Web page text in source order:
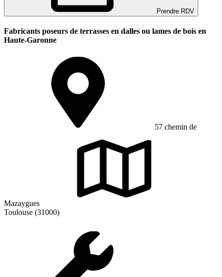
Prendre RDV
Fabricants poseurs de terrasses en dalles ou lames de bois en
Haute-Garonne
57 chemin de
Mazaygues
Toulouse (31000)